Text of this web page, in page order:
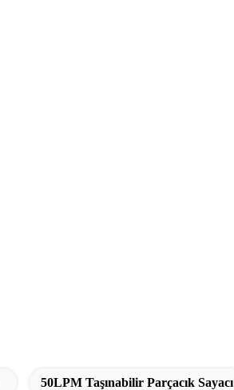
50LPM Taşınabilir Parçacık Sayacı